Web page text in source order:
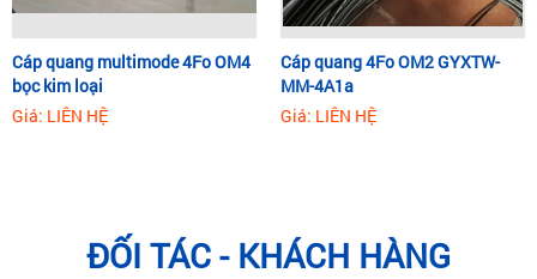
Cáp quang multimode 4Fo OM4
bọc kim loại
Giá: LIÊN HỆ
Cáp quang 4Fo OM2 GYXTW-
MM-4A1a
Giá: LIÊN HỆ
ĐỐI TÁC - KHÁCH HÀNG